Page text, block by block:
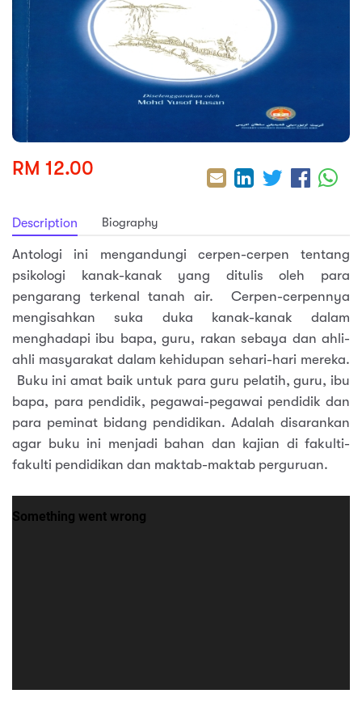
5
4
& Spirituality
RM 12.00
Description Biography
Antologi ini mengandungi cerpen-cerpen tentang
psikologi kanak-kanak yang ditulis oleh para
pengarang terkenal tanah air. Cerpen-cerpennya
mengisahkan suka duka kanak-kanak dalam
menghadapi ibu bapa, guru, rakan sebaya dan ahli-
ahli masyarakat dalam kehidupan sehari-hari mereka.
Buku ini amat baik untuk para guru pelatih, guru, ibu
bapa, para pendidik, pegawai-pegawai pendidik dan
para peminat bidang pendidikan. Adalah disarankan
agar buku ini menjadi bahan dan kajian di fakulti-
fakulti pendidikan dan maktab-maktab perguruan.